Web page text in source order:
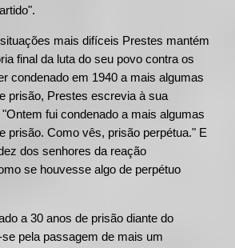
mais difíceis Prestes mantém
final da luta do seu povo contra os
condenado em 1940 a mais algumas
prisão, Prestes escrevia à sua
fui condenado a mais algumas
prisão. Como vês, prisão perpétua." E
dos senhores da reação
se houvesse algo de perpétuo
a 30 anos de prisão diante do
pela passagem de mais um